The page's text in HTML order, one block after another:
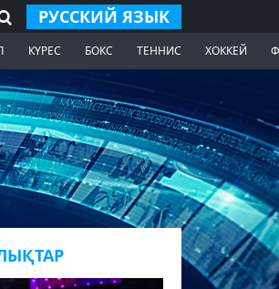
РУССКИЙ ЯЗЫК
КҮРЕС БОКС ТЕННИС ХОККЕЙ